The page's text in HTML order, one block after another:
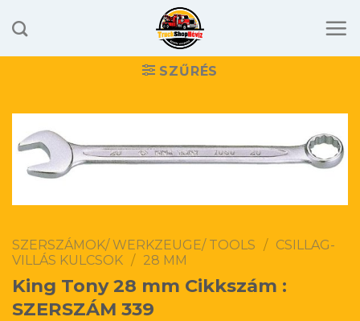
to
SZŰRÉS
SZERSZÁMOK/ WERKZEUGE/ TOOLS / CSILLAG-
VILLÁS KULCSOK / 28 MM
King Tony 28 mm Cikkszám :
SZERSZÁM 339